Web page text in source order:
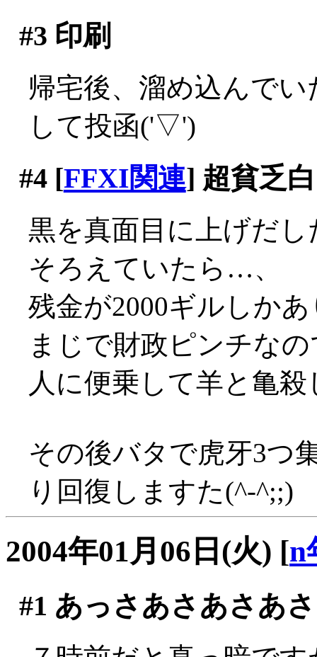
#3 印刷
帰宅後、溜め込んで
して投函('▽')
#4[FFXI関連] 超貧乏
黒を真面目に上げだ
そろえていたら…、
残金が2000ギルしか
まじで財政ピンチな
人に便乗して羊と亀
その後バタで虎牙3つ
り回復しますた(^-^;;)
2004年01月06日(火) [n
#1 あっさあさあさあ